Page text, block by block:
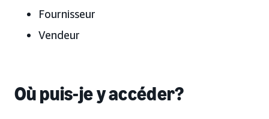
Fournisseur
Vendeur
Où puis-je y accéder?